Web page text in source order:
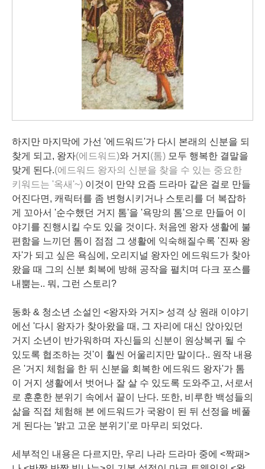
하지만 마지막에 가선 '에드워드'가 다시 본래의 신분을 되
찾게 되고, 왕자(에드워드)와 거지 (톰) 모두 행복한 결말을
맞게 된다.(에드워드 왕자의 신분을 찾을 수 있는 중요한
키워드는 '옥새'~) 이것이 만약 요즘 드라마 같은 걸로 만들
어진다면, 캐릭터를 좀 변형시키거나 스토리를 더 복잡하
게 꼬아서 '순수했던 거지 톰'을 '욕망의 톰'으로 만들어 이
야기를 진행시킬 수도 있을 것이다. 처음엔 왕자 생활에 불
편함을 느끼던 톰이 점점 그 생활에 익숙해질수록 '진짜 왕
자'가 되고 싶은 욕심에, 오리지널 왕자인 에드워드가 찾아
왔을 때 그의 신분 회복에 방해 공작을 펼치며 다크 포스를
내뿜는.. 뭐, 그런 스토리?
동화 & 청소년 소설인 <왕자와 거지> 성격 상 원래 이야기
에선 '다시 왕자가 찾아왔을 때, 그 자리에 대신 앉아있던
거지 소년이 반가워하며 자신들의 신분이 원상복귀 될 수
있도록 협조하는 것'이 훨씬 어울리지만 말이다.. 원작 내용
은 '거지 체험을 한 뒤 신분을 회복한 에드워드 왕자'가 톰
이 거지 생활에서 벗어나 잘 살 수 있도록 도와주고, 서로서
로 훈훈한 분위기 속에서 끝이 난다. 또한, 비루한 백성들의
삶을 직접 체험해 본 에드워드가 국왕이 된 뒤 선정을 베풀
게 된다는 '밝고 고운 분위기'로 마무리 되었다.
세부적인 내용은 다르지만, 우리 나라 드라마 중에 <짝패>